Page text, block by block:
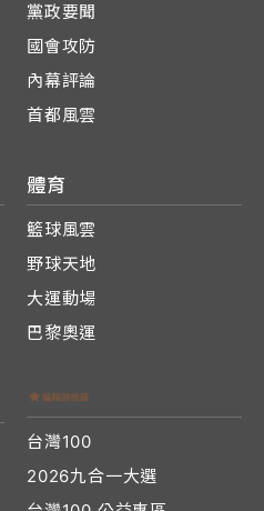
黨政要聞
國會攻防
內幕評論
首都風雲
體育
籃球風雲
野球天地
大運動場
巴黎奧運
台灣100
2026九合一大選